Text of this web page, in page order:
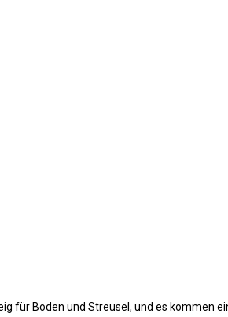
für Boden und Streusel, und es kommen